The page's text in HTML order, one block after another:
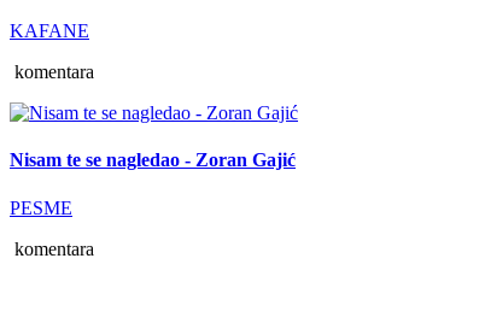
KAFANE
komentara
Nisam te se nagledao - Zoran Gajić
PESME
komentara